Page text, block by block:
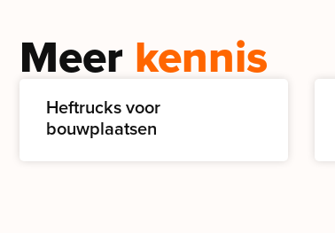
Meer kennis
Heftrucks voor
bouwplaatsen